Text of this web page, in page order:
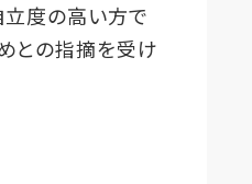
立度の高い方で
との指摘を受け